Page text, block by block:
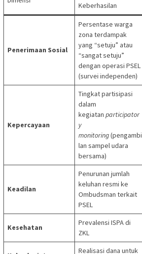
Keberhasilan
Penerimaan Sosial
Persentase warga
zona terdampak
yang “setuju” atau
“sangat setuju”
dengan operasi PSEL
(survei independen)
Kepercayaan
Tingkat partisipasi
dalam
kegiatan participator
y
monitoring(pengambi
lan sampel udara
bersama)
Keadilan
Penurunan jumlah
keluhan resmi ke
Ombudsman terkait
PSEL
Kesehatan
Prevalensi ISPA di
ZKL
Realisasi dana untuk